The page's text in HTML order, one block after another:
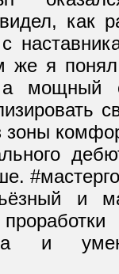
как
же я
а мощный
зоны
и
и